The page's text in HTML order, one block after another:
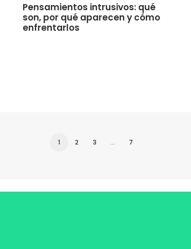
Pensamientos intrusivos: qué
son, por qué aparecen y cómo
enfrentarlos
1 2 3 … 7